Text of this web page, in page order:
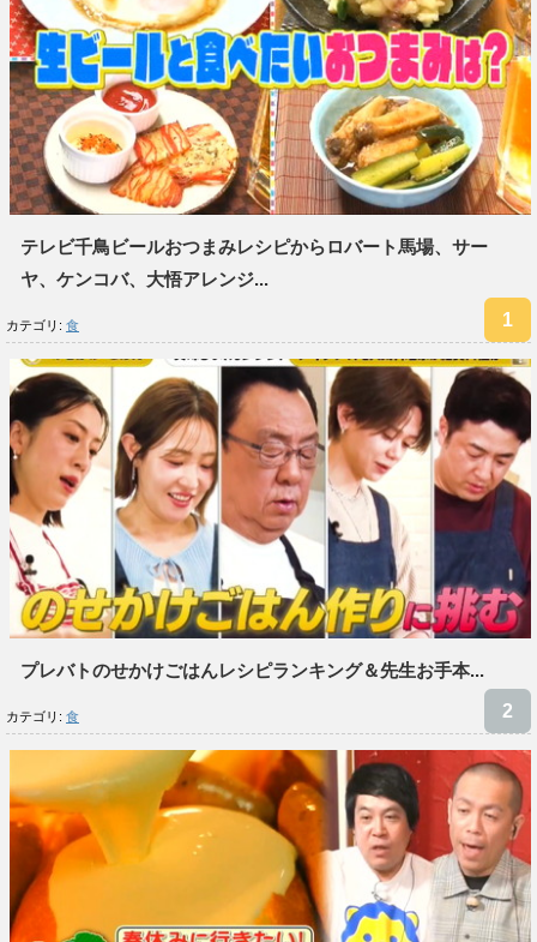
テレビ千鳥ビールおつまみレシピからロバート馬場、サー
ヤ、ケンコバ、大悟アレンジ...
カテゴリ: 食
プレバトのせかけごはんレシピランキング＆先生お手本...
カテゴリ: 食